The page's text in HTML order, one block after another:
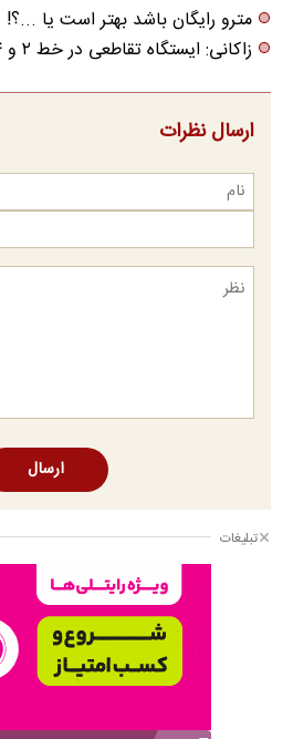
مترو رایگان باشد بهتر است یا ...؟!
زاکانی: ایستگاه تقاطعی در خط ۲ و ۴ متروی تهران افتتاح شد
ارسال نظرات
ارسال
تبلیغات